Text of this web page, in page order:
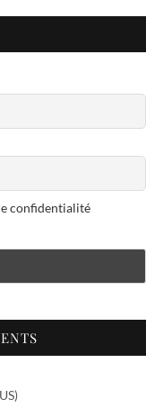
confidentialité